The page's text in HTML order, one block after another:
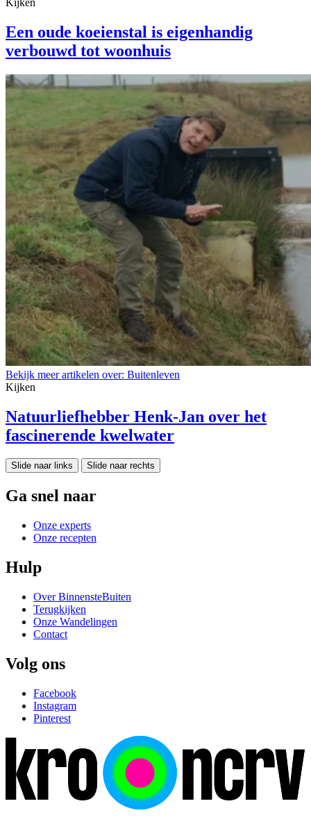
Een oude koeienstal is eigenhandig
verbouwd tot woonhuis
Bekijk meer artikelen over: Buitenleven
Kijken
Natuurliefhebber Henk-Jan over het
fascinerende kwelwater
Slide naar links Slide naar rechts
Ga snel naar
Onze experts
Onze recepten
Hulp
Over BinnensteBuiten
Terugkijken
Onze Wandelingen
Contact
Volg ons
Facebook
Instagram
Pinterest